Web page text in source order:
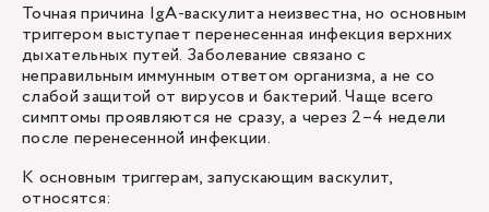
Точная причина IgA-васкулита неизвестна, но основным
триггером выступает перенесенная инфекция верхних
дыхательных путей. Заболевание связано с
неправильным иммунным ответом организма, а не со
слабой защитой от вирусов и бактерий. Чаще всего
симптомы проявляются не сразу, а через 2–4 недели
после перенесенной инфекции.
К основным триггерам, запускающим васкулит,
относятся: